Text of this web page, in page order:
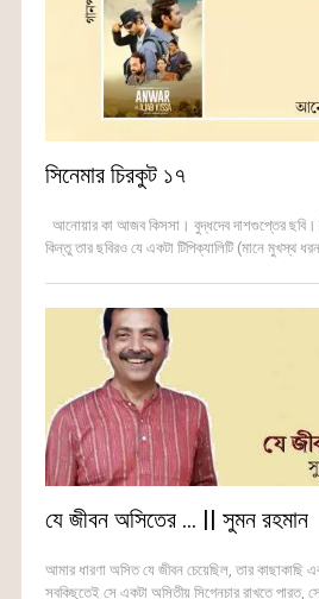
সিনেমার চিরকুট ১৭
আনোয়ার কা আজব কিসসা। বুদ্ধদেব দাশগুপ্তের ছবি।
কিন্তু তার ছবিরও যে একটা টিপিক্যালিটি (মানে মুখস্থ
যে জীবন অসিতের … || সুমন রহমান
আমার ধারণা অসিত যে জীবন চেয়েছিল, তার কাছাকাছি
সবকিছুতেই সে একটা অসিতীয় সিগ্নেচার রাখতে পারত,